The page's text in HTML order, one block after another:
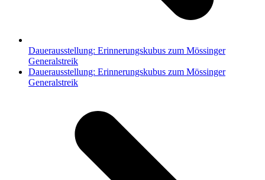
Dauerausstellung: Erinnerungskubus zum Mössinger
Generalstreik
Nächster
Beitrag:
Dauerausstellung: Erinnerungskubus zum Mössinger
Generalstreik